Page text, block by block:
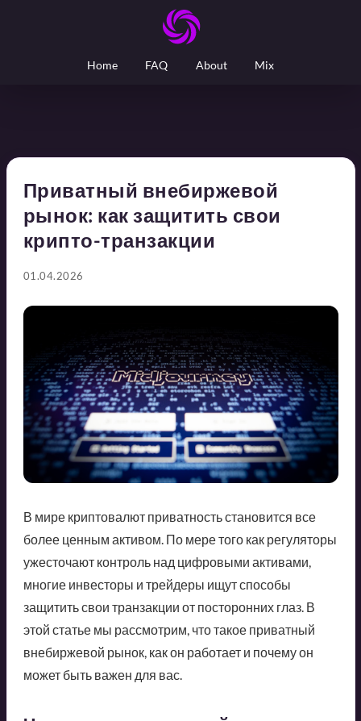
Home FAQ About Mix
Приватный внебиржевой
рынок: как защитить свои
крипто-транзакции
01.04.2026
В мире криптовалют приватность становится все
более ценным активом. По мере того как регуляторы
ужесточают контроль над цифровыми активами,
многие инвесторы и трейдеры ищут способы
защитить свои транзакции от посторонних глаз. В
этой статье мы рассмотрим, что такое приватный
внебиржевой рынок, как он работает и почему он
может быть важен для вас.